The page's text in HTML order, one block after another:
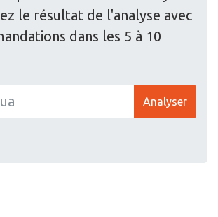
le résultat de l'analyse avec
dans les 5 à 10
Analyser